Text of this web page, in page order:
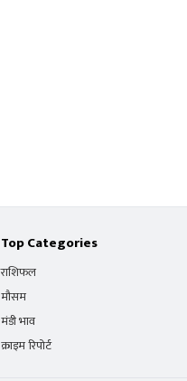
Top Categories
राशिफल
मौसम
मंडी भाव
क्राइम रिपोर्ट